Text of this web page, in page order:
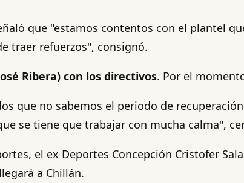
que "estamos contentos con el plantel
traer refuerzos", consignó.
Ribera) con los directivos. Por el
que no sabemos el periodo de
se tiene que trabajar con mucha calma",
el ex Deportes Concepción Cristofer
a Chillán.